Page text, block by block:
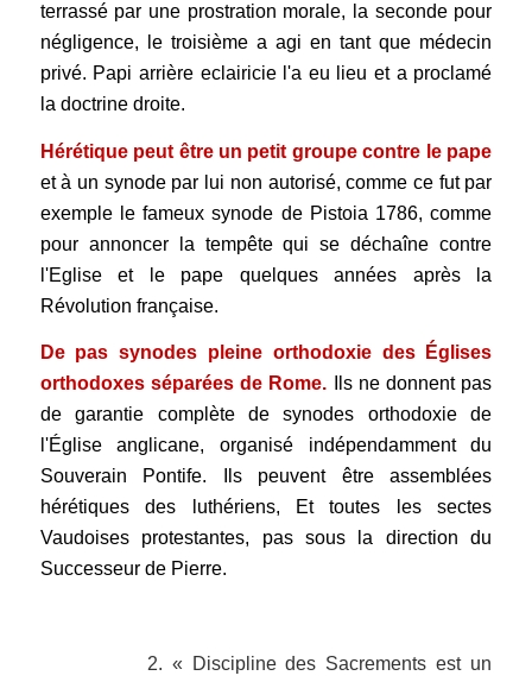
terrassé par une prostration morale, la seconde pour
négligence, le troisième a agi en tant que médecin
privé. Papi arrière eclairicie l'a eu lieu et a proclamé
la doctrine droite.
Hérétique peut être un petit groupe contre le pape
et à un synode par lui non autorisé, comme ce fut par
exemple le fameux synode de Pistoia 1786, comme
pour annoncer la tempête qui se déchaîne contre
l'Eglise et le pape quelques années après la
Révolution française.
De pas synodes pleine orthodoxie des Églises
orthodoxes séparées de Rome.
Ils ne donnent pas
de garantie complète de synodes orthodoxie de
l'Église anglicane, organisé indépendamment du
Souverain Pontife. Ils peuvent être assemblées
hérétiques des luthériens, Et toutes les sectes
Vaudoises protestantes, pas sous la direction du
Successeur de Pierre.
2. « Discipline des Sacrements est un